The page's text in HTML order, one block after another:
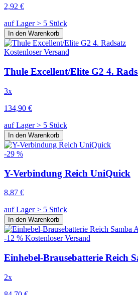
2,92 €
auf Lager > 5 Stück
In den Warenkorb
Kostenloser Versand
Thule Excellent/Elite G2 4.
3x
134,90 €
auf Lager > 5 Stück
In den Warenkorb
-29 %
Y-Verbindung Reich UniQuick
8,87 €
auf Lager > 5 Stück
In den Warenkorb
-12 % Kostenloser Versand
Einhebel-Brausebatterie Reich
2x